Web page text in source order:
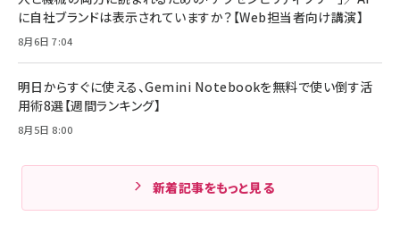
に自社ブランドは表示されていますか？【Web担当者向け講演】
8月6日 7:04
明日からすぐに使える、Gemini Notebookを無料で使い倒す活
用術8選【週間ランキング】
8月5日 8:00
新着記事をもっと見る